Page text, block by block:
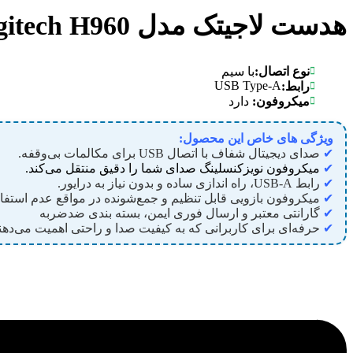
هدست لاجیتک مدل Logitech H960
نوع اتصال:با سیم
رابط:USB Type-A
میکروفون: دارد
ویژگی های خاص این محصول:
✔ صدای دیجیتال شفاف با اتصال USB برای مکالمات بی‌وقفه.
✔ میکروفون نویزکنسلینگ صدای شما را دقیق منتقل می‌کند.
✔ رابط USB-A، راه اندازی ساده و بدون نیاز به درایور.
✔ میکروفون بازویی قابل تنظیم و جمع‌شونده در مواقع عدم
✔ گارانتی معتبر و ارسال فوری ایمن، بسته بندی ضدضربه
✔ حرفه‌ای برای کاربرانی که به کیفیت صدا و راحتی اهمیت